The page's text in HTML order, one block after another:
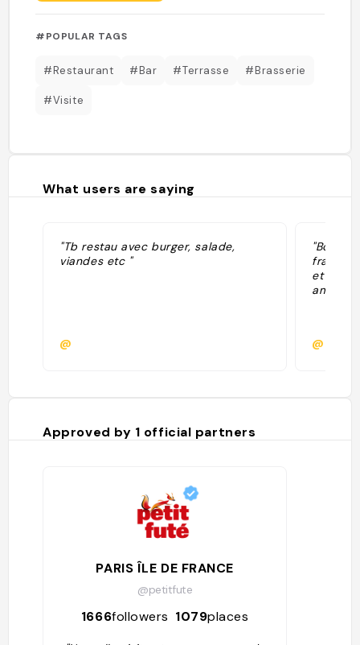
#POPULAR TAGS
#Restaurant #Bar #Terrasse #Brasserie
#Visite
What users are saying
"Tb restau avec burger, salade,
viandes etc "
@
"Bon
et
@
Approved by 1 official partners
PARIS ÎLE DE FRANCE
@petitfute
1666followers 1079places